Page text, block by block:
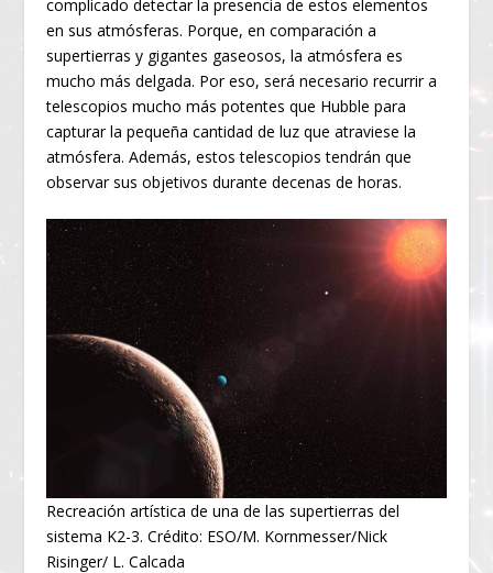
complicado detectar la presencia de estos elementos
en sus atmósferas. Porque, en comparación a
supertierras y gigantes gaseosos, la atmósfera es
mucho más delgada. Por eso, será necesario recurrir a
telescopios mucho más potentes que Hubble para
capturar la pequeña cantidad de luz que atraviese la
atmósfera. Además, estos telescopios tendrán que
observar sus objetivos durante decenas de horas.
Recreación artística de una de las supertierras del
sistema K2-3. Crédito: ESO/M. Kornmesser/Nick
Risinger/ L. Calcada